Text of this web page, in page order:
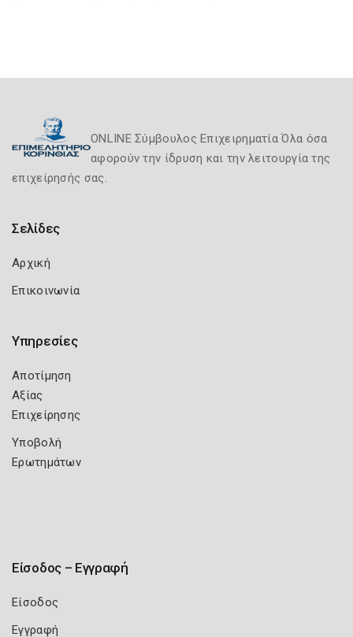
ONLINE Σύμβουλος Επιχειρηματία Όλα όσα
αφορούν την ίδρυση και την λειτουργία της
επιχείρησής σας.
Σελίδες
Αρχική
Επικοινωνία
Υπηρεσίες
Αποτίμηση
Αξίας
Επιχείρησης
Υποβολή
Ερωτημάτων
Είσοδος – Εγγραφή
Είσοδος
Εγγραφή